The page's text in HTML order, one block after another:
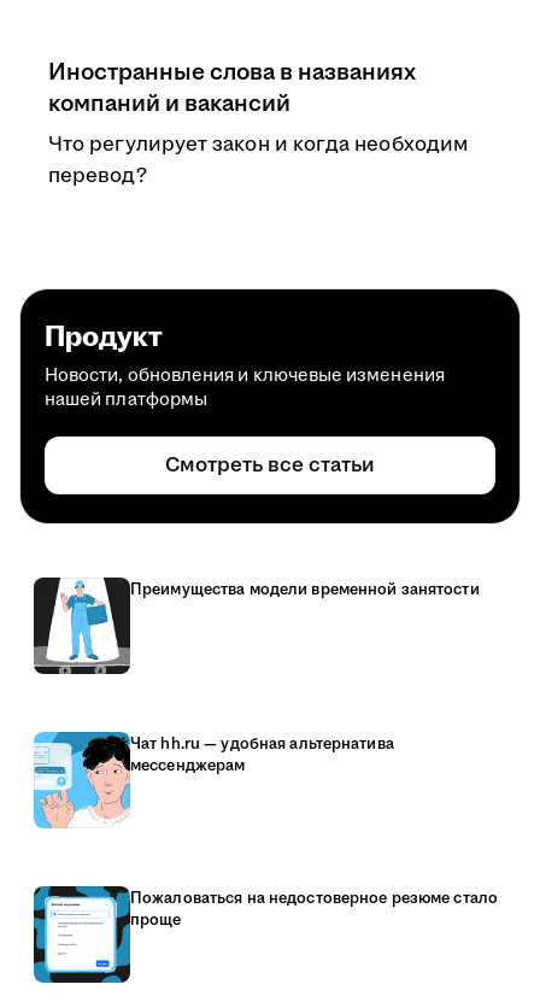
Иностранные слова в названиях
компаний и вакансий
Что регулирует закон и когда необходим
перевод?
Продукт
Новости, обновления и ключевые изменения
нашей платформы
Смотреть все статьи
Преимущества модели временной занятости
Чат hh.ru — удобная альтернатива
мессенджерам
Пожаловаться на недостоверное резюме стало
проще